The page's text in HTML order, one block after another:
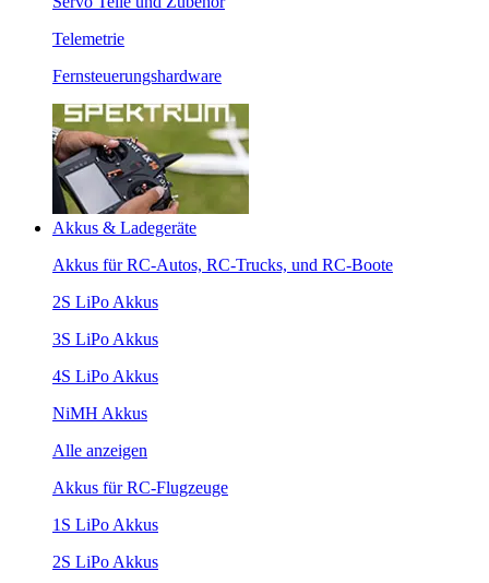
Telemetrie
Fernsteuerungshardware
Akkus & Ladegeräte
Akkus für RC-Autos, RC-Trucks, und RC-Boote
2S LiPo Akkus
3S LiPo Akkus
4S LiPo Akkus
NiMH Akkus
Alle anzeigen
Akkus für RC-Flugzeuge
1S LiPo Akkus
2S LiPo Akkus